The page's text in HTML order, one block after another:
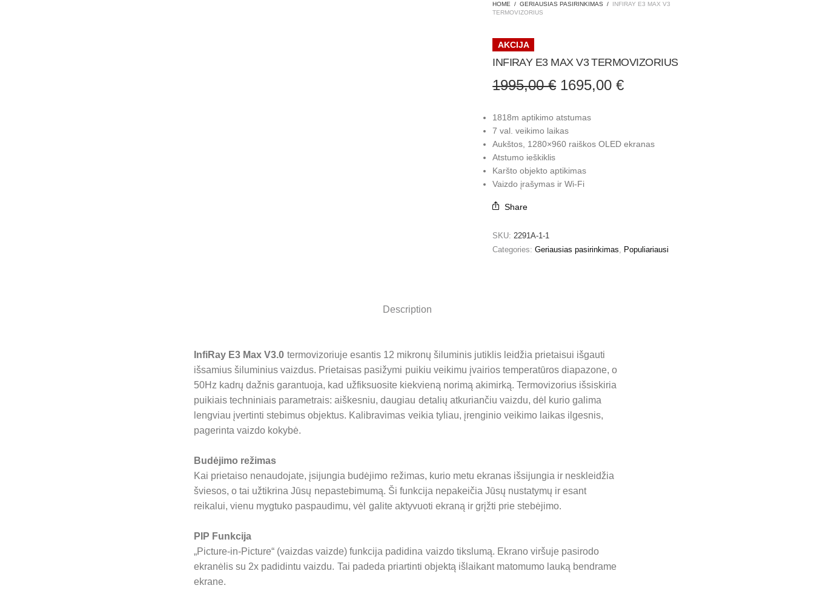
HOME / GERIAUSIAS PASIRINKIMAS /
INFIRAY E3 MAX V3
TERMOVIZORIUS
AKCIJA
INFIRAY E3 MAX V3 TERMOVIZORIUS
1995,00€ Original
1995,00 €.
1695,00€Current
1818m aptikimo atstumas
7 val. veikimo laikas
Aukštos, 1280×960 raiškos OLED ekranas
Atstumo ieškiklis
Karšto objekto aptikimas
Vaizdo įrašymas ir Wi-Fi
Share
SKU:2291A-1-1
Categories:Geriausias pasirinkimas, Populiariausi
Description
InfiRay E3 Max V3.0 termovizoriuje esantis 12 mikronų šiluminis jutiklis leidžia prietaisui išgauti
išsamius šiluminius vaizdus. Prietaisas pasižymi puikiu veikimu įvairios temperatūros diapazone, o
50Hz kadrų dažnis garantuoja, kad užfiksuosite kiekvieną norimą akimirką. Termovizorius išsiskiria
puikiais techniniais parametrais: aiškesniu, daugiau detalių atkuriančiu vaizdu, dėl kurio galima
lengviau įvertinti stebimus objektus. Kalibravimas veikia tyliau, įrenginio veikimo laikas ilgesnis,
pagerinta vaizdo kokybė.
Budėjimo režimas
Kai prietaiso nenaudojate, įsijungia budėjimo režimas, kurio metu ekranas išsijungia ir neskleidžia
šviesos, o tai užtikrina Jūsų nepastebimumą. Ši funkcija nepakeičia Jūsų nustatymų ir esant
reikalui, vienu mygtuko paspaudimu, vėl galite aktyvuoti ekraną ir grįžti prie stebėjimo.
PIP Funkcija
„Picture-in-Picture“ (vaizdas vaizde) funkcija padidina vaizdo tikslumą. Ekrano viršuje pasirodo
ekranėlis su 2x padidintu vaizdu. Tai padeda priartinti objektą išlaikant matomumo lauką bendrame
ekrane.